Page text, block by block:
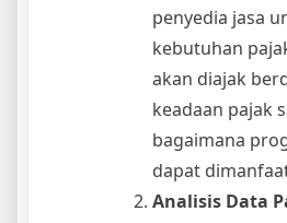
penyedia jasa
kebutuhan
akan diajak
keadaan pajak
bagaimana
dapat
Analisis Data